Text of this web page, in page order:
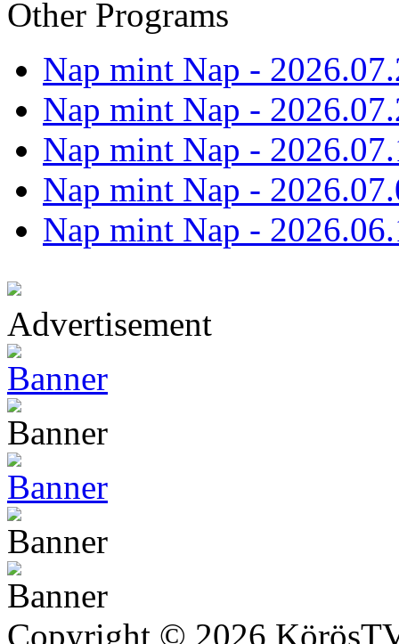
Other Programs
Nap mint Nap -
Nap mint Nap -
Nap mint Nap -
Nap mint Nap -
Nap mint Nap -
Advertisement
Copyright © 2026